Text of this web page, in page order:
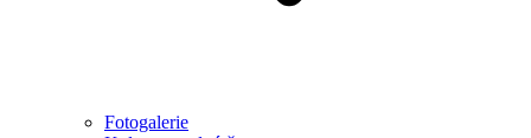
Fotogalerie